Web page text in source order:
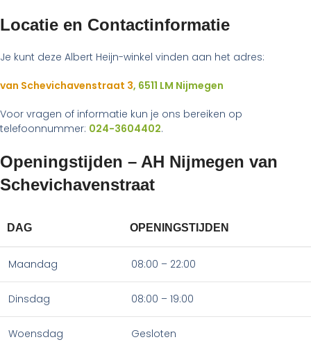
Locatie en Contactinformatie
Je kunt deze Albert Heijn-winkel vinden aan het adres:
van Schevichavenstraat 3, 6511 LM Nijmegen
Voor vragen of informatie kun je ons bereiken op
telefoonnummer: 024-3604402.
Openingstijden – AH Nijmegen van
Schevichavenstraat
DAG OPENINGSTIJDEN
Maandag 08:00 – 22:00
Dinsdag 08:00 – 19:00
Woensdag Gesloten